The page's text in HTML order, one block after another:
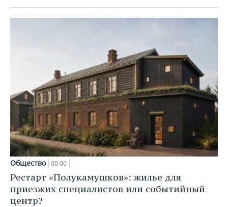
Общество 00:00
Рестарт «Полукамушков»: жилье для
приезжих специалистов или событийный
центр?